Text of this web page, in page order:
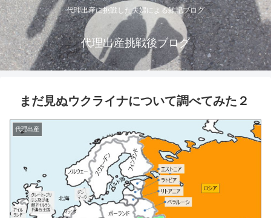
代理出産に挑戦した夫婦による雑記ブログ
代理出産挑戦後ブログ
まだ見ぬウクライナについて調べてみた２
代理出産